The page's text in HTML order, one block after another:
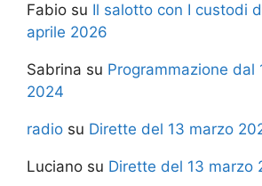
Fabio su Il salotto con I custodi
aprile 2026
Sabrina su Programmazione dal
2024
radio su Dirette del 13 marzo
Luciano su Dirette del 13 marzo